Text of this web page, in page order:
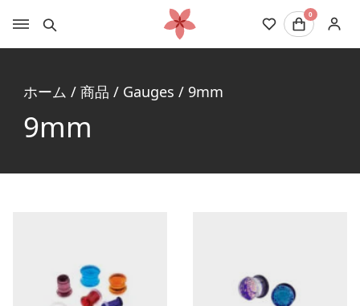
0
ホーム / 商品 / Gauges / 9mm
9mm